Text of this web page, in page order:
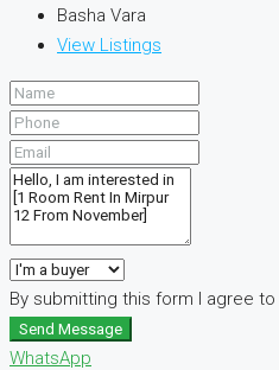
Basha Vara
View Listings
By submitting this form I agree to
Send Message
WhatsApp